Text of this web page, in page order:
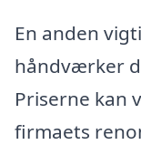
En anden
håndværker
Priserne kan
firmaets